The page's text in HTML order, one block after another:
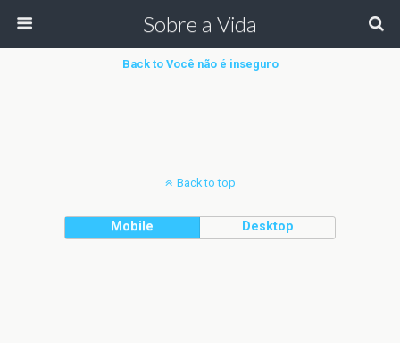
Sobre a Vida
Back to Você não é inseguro
Back to top
Mobile Desktop